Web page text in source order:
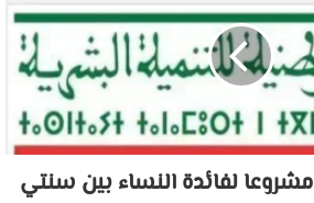
خنيفرة.. إنجاز 217 مشروعا لفائدة النساء بين سنتي